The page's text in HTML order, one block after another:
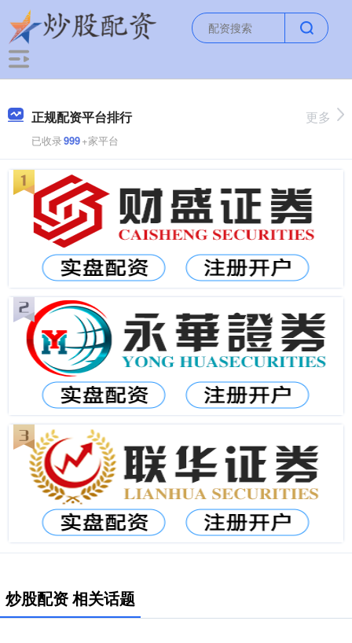
正规配资平台排行
已收录999+家平台
更多
炒股配资 相关话题